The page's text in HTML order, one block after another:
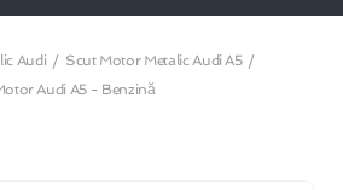
Audi
Scut Motor Metalic Audi A5
Audi A5 - Benzină